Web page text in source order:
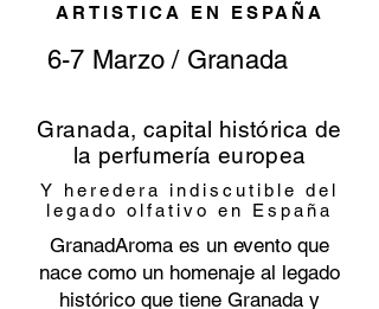
ARTISTICA EN ESPAÑA
6-7 Marzo / Granada
Granada, capital histórica de
la perfumería europea
Y heredera indiscutible del
legado olfativo en España
GranadAroma es un evento que
nace como un homenaje al legado
histórico que tiene Granada y